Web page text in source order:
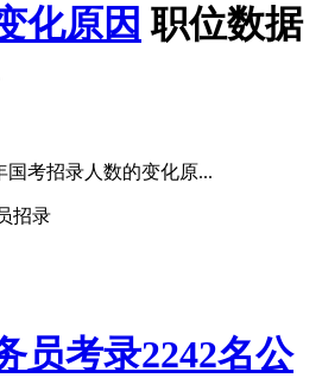
化原因 职位数据
国考招录人数的变化原...
招录
员考录2242名公